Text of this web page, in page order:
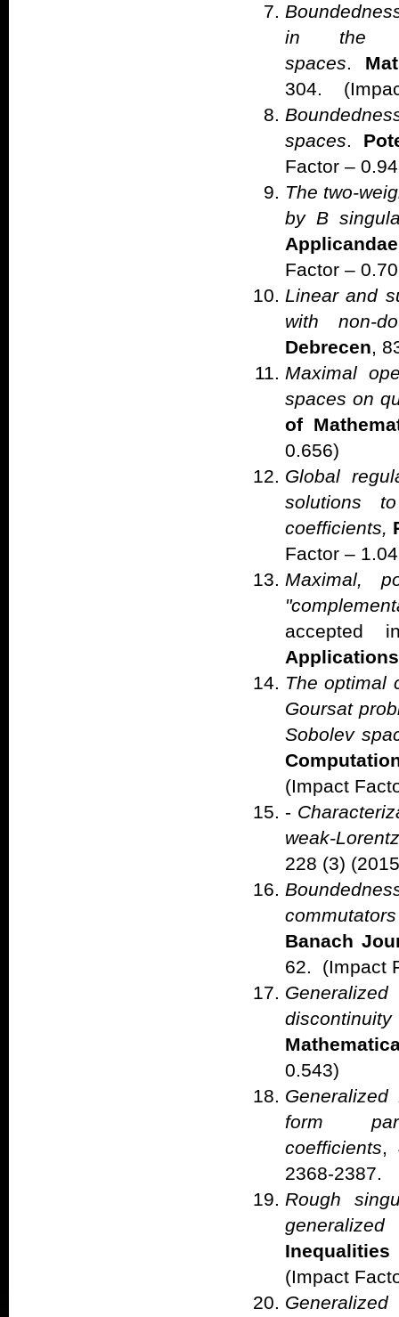
in the
spaces.
304.
spaces.
Factor –
The two-
by B
Factor –
Linear and
with non-
Debrecen,
Maximal
spaces on
of
0.656)
Global
solutions
coefficients,
Factor –
Maximal,
accepted
Applications
The optimal
Goursat
Sobolev
(Impact
-
weak-
228 (3)
Banach
62. (Impact
0.543)
form
coefficients,
2368-2387.
Rough
(Impact